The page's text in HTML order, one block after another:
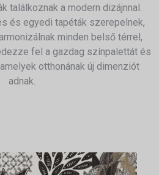
találkoznak a modern dizájnnal.
és egyedi tapéták szerepelnek,
minden belső térrel,
fel a gazdag színpalettát és
otthonának új dimenziót
adnak.